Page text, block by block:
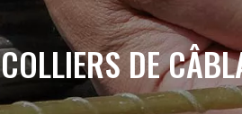
COLLIERS DE